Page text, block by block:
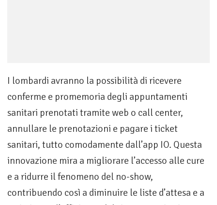
I lombardi avranno la possibilità di ricevere
conferme e promemoria degli appuntamenti
sanitari prenotati tramite web o call center,
annullare le prenotazioni e pagare i ticket
sanitari, tutto comodamente dall’app IO. Questa
innovazione mira a migliorare l’accesso alle cure
e a ridurre il fenomeno del no-show,
contribuendo così a diminuire le liste d’attesa e a